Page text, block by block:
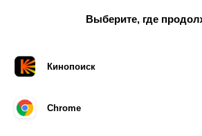
японские образы в
тесно связана с
японских легенд и персонажей
то в картине Вербински в
попадали полотна знаменитого